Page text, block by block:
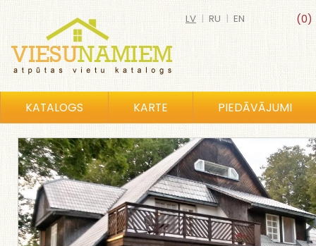
(0)
LV | RU | EN
KATALOGS KARTE PIEDĀVĀJUMI